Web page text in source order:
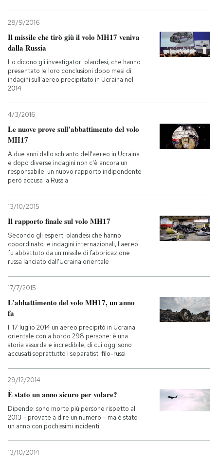
NEWSLETTER
I MIEI PREFERITI
SHOP
CALENDARIO
AREA PERSONALE
28/9/2016
Il missile che tirò giù il volo MH17 veniva
dalla Russia
Lo dicono gli investigatori olandesi, che hanno
presentato le loro conclusioni dopo mesi di
indagini sull'aereo precipitato in Ucraina nel
2014
4/3/2016
Le nuove prove sull’abbattimento del volo
MH17
A due anni dallo schianto dell'aereo in Ucraina
e dopo diverse indagini non c'è ancora un
responsabile: un nuovo rapporto indipendente
però accusa la Russia
13/10/2015
Il rapporto finale sul volo MH17
Secondo gli esperti olandesi che hanno
cooordinato le indagini internazionali, l'aereo
fu abbattuto da un missile di fabbricazione
russa lanciato dall'Ucraina orientale
17/7/2015
L’abbattimento del volo MH17, un anno
fa
Il 17 luglio 2014 un aereo precipitò in Ucraina
orientale con a bordo 298 persone: è una
storia assurda e incredibile, di cui oggi sono
accusati soprattutto i separatisti filo-russi
29/12/2014
È stato un anno sicuro per volare?
Dipende: sono morte più persone rispetto al
2013 – provate a dire un numero – ma è stato
un anno con pochissimi incidenti
13/10/2014